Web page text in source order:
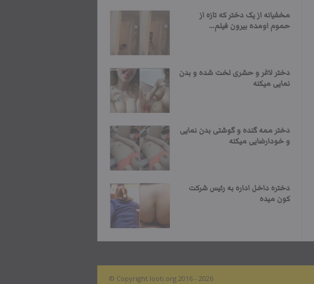
مخفیانه از یک دختر که تازه از
حموم اومده بیرون فیلم...
دختر لاغر و حشری لخت شده و بدن
نمایی میکنه
دختر ممه گنده و گوشتی بدن نمایی
و خودارضایی میکنه
دختره داخل اداره به رئیس شرکت
کون میده
© Copyright looti.org 2016 - 2026